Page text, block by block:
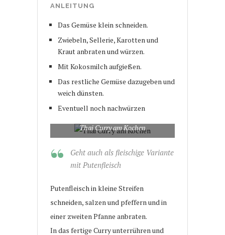
ANLEITUNG
Das Gemüse klein schneiden.
Zwiebeln, Sellerie, Karotten und
Kraut anbraten und würzen.
Mit Kokosmilch aufgießen.
Das restliche Gemüse dazugeben und
weich dünsten.
Eventuell noch nachwürzen
Thai Curry am Kochen
Geht auch als fleischige Variante
mit Putenfleisch
Putenfleisch in kleine Streifen
schneiden, salzen und pfeffern und in
einer zweiten Pfanne anbraten.
In das fertige Curry unterrühren und